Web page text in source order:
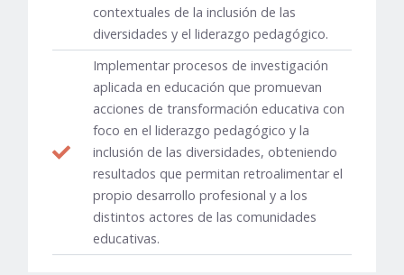
contextuales de la inclusión de las
diversidades y el liderazgo pedagógico.
Implementar procesos de investigación
aplicada en educación que promuevan
acciones de transformación educativa con
foco en el liderazgo pedagógico y la
inclusión de las diversidades, obteniendo
resultados que permitan retroalimentar el
propio desarrollo profesional y a los
distintos actores de las comunidades
educativas.